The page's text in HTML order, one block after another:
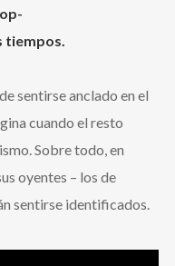
tiempos.
sentirse anclado en el
cuando el resto
Sobre todo, en
oyentes – los de
sentirse identificados.